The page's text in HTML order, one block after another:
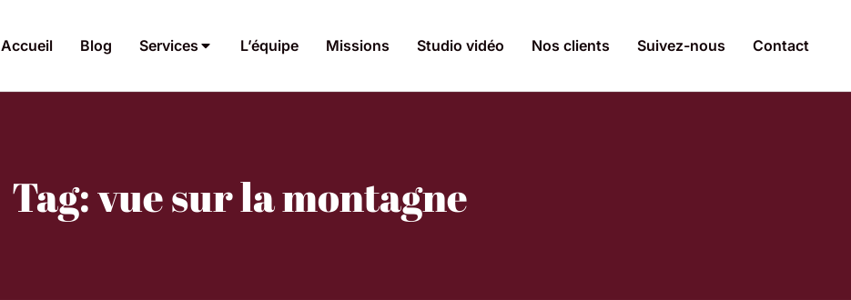
Accueil Blog Services L’équipe Missions Studio vidéo Nos clients Suivez-nous Contact
Tag: vue sur la montagne